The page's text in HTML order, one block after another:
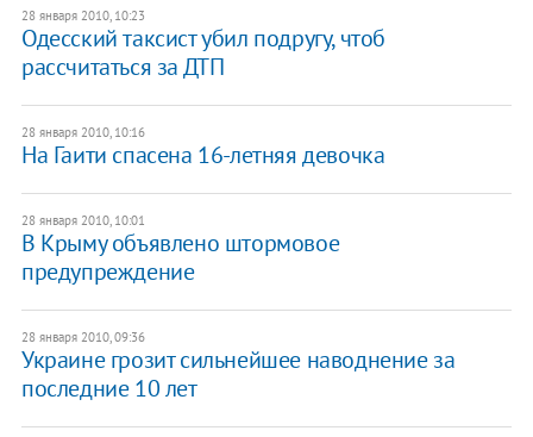
28 января 2010, 10:23
Одесский таксист убил подругу, чтоб
рассчитаться за ДТП
28 января 2010, 10:16
На Гаити спасена 16-летняя девочка
28 января 2010, 10:01
В Крыму объявлено штормовое
предупреждение
28 января 2010, 09:36
Украине грозит сильнейшее наводнение за
последние 10 лет